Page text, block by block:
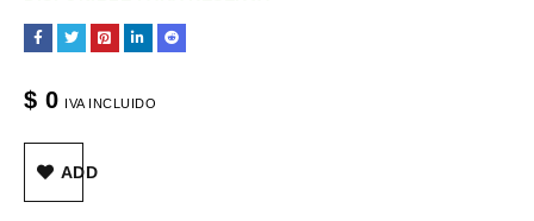
$ 0 IVA INCLUIDO
ADD